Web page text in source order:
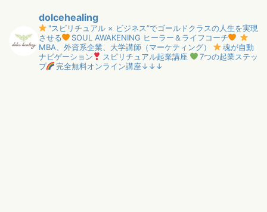
dolcehealing
"スピリチュアル × ビジネス”でゴールドクラスの人生を実現
させる
SOUL AWAKENING ヒーラー＆ライフコーチ
MBA、外資系企業、大学講師（マーケティング）
魂が自動
ナビゲーション
スピリチュアル起業講座
7つの起業ステッ
プ
完全無料オンライン講座↓↓↓